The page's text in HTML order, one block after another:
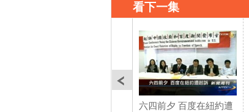
看下一集
六四前夕 百度在紐約遭